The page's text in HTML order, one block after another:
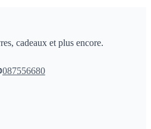
cadeaux et plus encore.
087556680